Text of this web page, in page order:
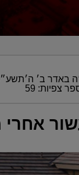
באדר ב׳ ה׳תשע״ט
צפיות: 59
אחרי